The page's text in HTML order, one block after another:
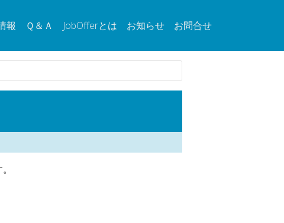
報 Ｑ＆Ａ JobOfferとは お知らせ お問合せ